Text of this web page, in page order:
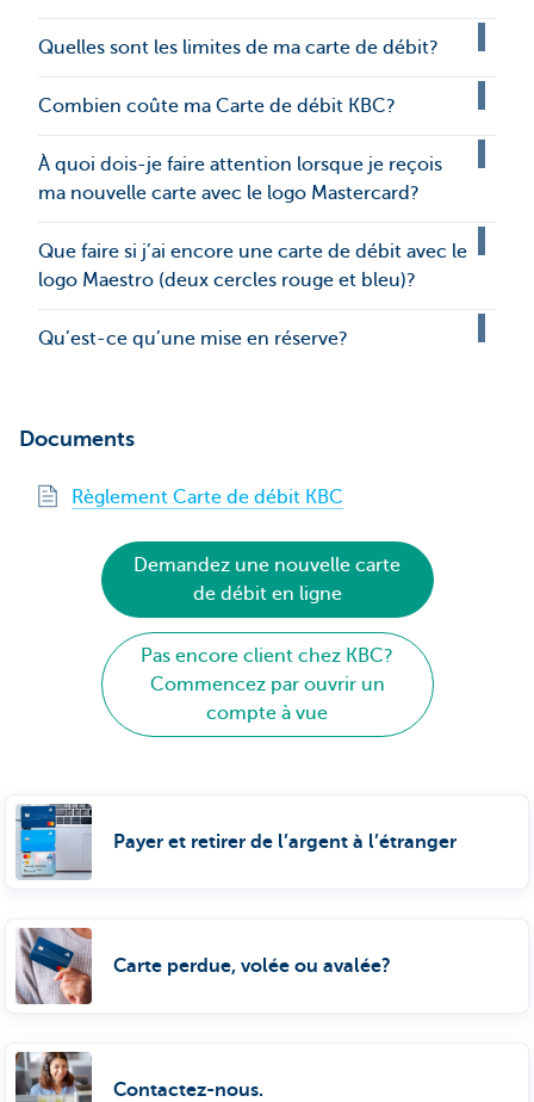
Quelles sont les limites de ma carte de débit?
Combien coûte ma Carte de débit KBC?
À quoi dois-je faire attention lorsque je reçois
ma nouvelle carte avec le logo Mastercard?
Que faire si j’ai encore une carte de débit avec le
logo Maestro (deux cercles rouge et bleu)?
Qu’est-ce qu’une mise en réserve?
Documents
Règlement Carte de débit KBC
Demandez une nouvelle carte
de débit en ligne
Pas encore client chez KBC?
Commencez par ouvrir un
compte à vue
Payer et retirer de l’argent à l’étranger
Carte perdue, volée ou avalée?
Contactez-nous.